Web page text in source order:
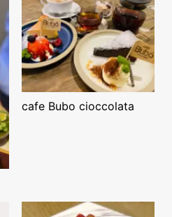
cafe Bubo cioccolata